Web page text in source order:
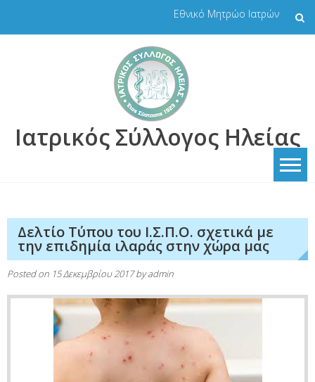
Εθνικό Μητρώο Ιατρών
Ιατρικός Σύλλογος Ηλείας
Δελτίο Τύπου του Ι.Σ.Π.Ο. σχετικά με
την επιδημία ιλαράς στην χώρα μας
Posted on 15 Δεκεμβρίου 2017byadmin